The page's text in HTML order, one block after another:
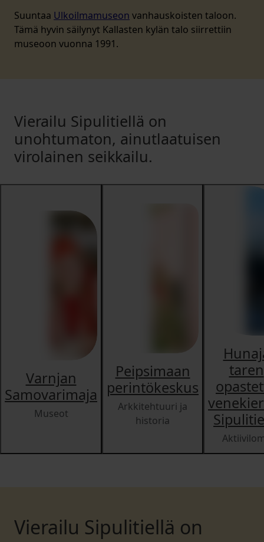
Suuntaa Ulkoilmamuseon vanhauskoisten taloon.
Tämä hyvin säilynyt Kallasten kylän talo siirrettiin
museoon vuonna 1991.
Vierailu Sipulitiellä on
unohtumaton, ainutlaatuisen
virolainen seikkailu.
Varnjan
Samovarimaja
Museot
Peipsimaan
perintökeskus
Arkkitehtuuri ja
historia
taren
Vierailu Sipulitiellä on